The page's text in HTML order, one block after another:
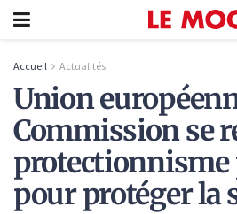
Accueil Actualités
Union
Commission se
protectionnisme
pour protéger la